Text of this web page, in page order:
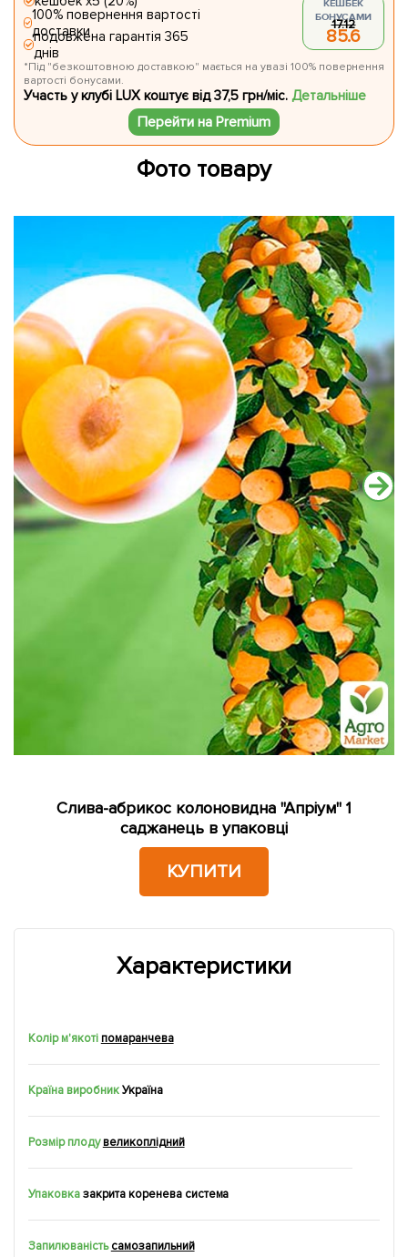
100% повернення вартості
доставки
подовжена гарантія 365
днів
КЕШБЕК
БОНУСАМИ
17.12
85.6
*Під "безкоштовною доставкою" мається на увазі 100% повернення
вартості бонусами.
Участь у клубі LUX коштує від 37,5 грн/міс.Детальніше
Перейти на Premium
Фото товару
Слива-абрикос колоновидна "Апріум" 1
саджанець в упаковці
КУПИТИ
Характеристики
Колір м'якоті помаранчева
Країна виробник Україна
Розмір плодувеликоплідний
Упаковказакрита коренева система
Запилюваність самозапильний